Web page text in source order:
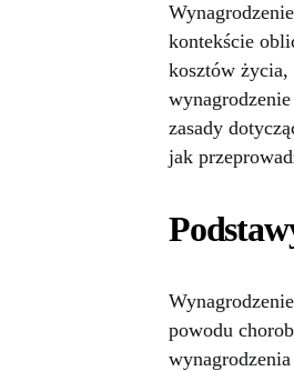
kontekście
kosztów
zasady
jak
powodu